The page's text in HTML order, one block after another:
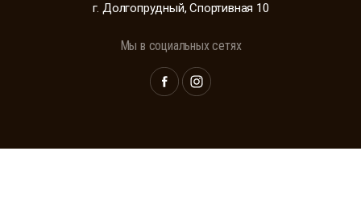
г. Долгопрудный, Спортивная 10
Мы в социальных сетях